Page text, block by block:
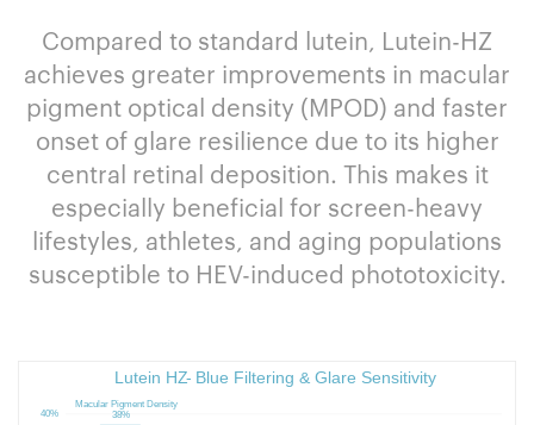
Compared to standard lutein, Lutein-HZ
achieves greater improvements in macular
pigment optical density (MPOD) and faster
onset of glare resilience due to its higher
central retinal deposition. This makes it
especially beneficial for screen-heavy
lifestyles, athletes, and aging populations
susceptible to HEV-induced phototoxicity.